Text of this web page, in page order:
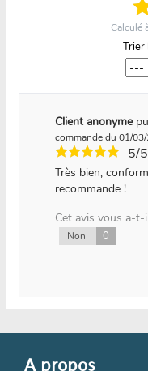
Calculé
Trier
Client anonyme
commande du 01/
5/5
Très bien,
recommande !
Cet avis vous a-t-
Non 0
A propos